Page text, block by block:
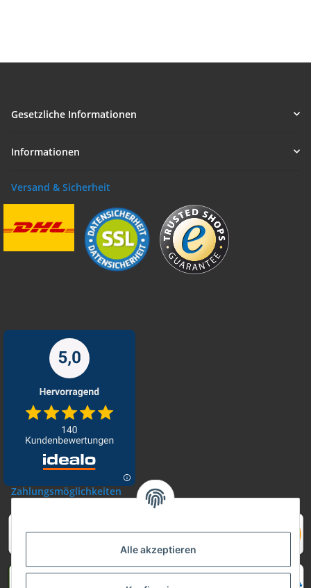
Alle akzeptieren
Gesetzliche Informationen
Informationen
Versand & Sicherheit
Zahlungsmöglichkeiten